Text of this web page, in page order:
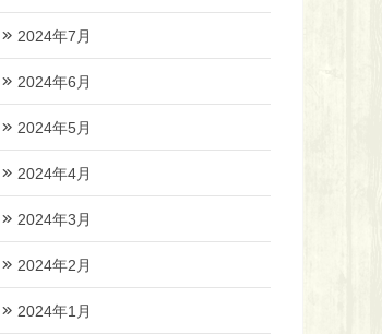
2024年7月
2024年6月
2024年5月
2024年4月
2024年3月
2024年2月
2024年1月